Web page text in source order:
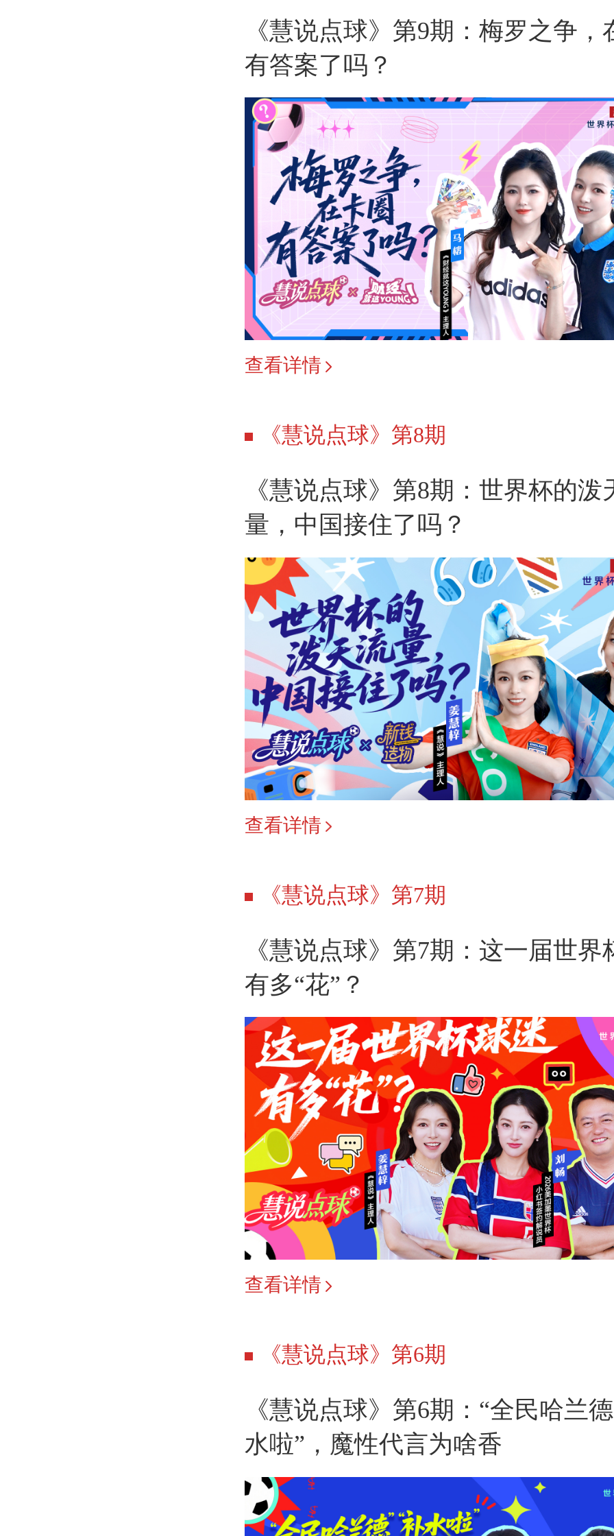
《慧说点球》第9期：梅罗之争，
有答案了吗？
查看详情
《慧说点球》第8期
《慧说点球》第8期：世界杯的泼
量，中国接住了吗？
查看详情
《慧说点球》第7期
《慧说点球》第7期：这一届世界
有多“花”？
查看详情
《慧说点球》第6期
《慧说点球》第6期：“全民哈兰
水啦”，魔性代言为啥香